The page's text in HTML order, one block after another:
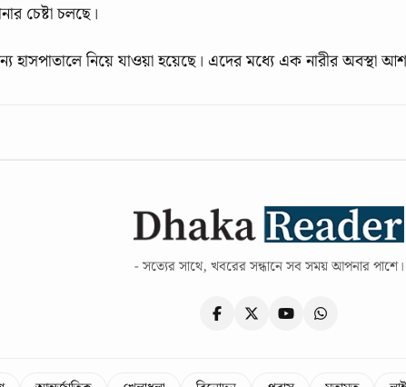
চেষ্টা চলছে।
নিয়ে যাওয়া হয়েছে। এদের মধ্যে এক নারীর অবস্থা
- সত্যের সাথে, খবরের সন্ধানে সব সময় আপনার পাশে।